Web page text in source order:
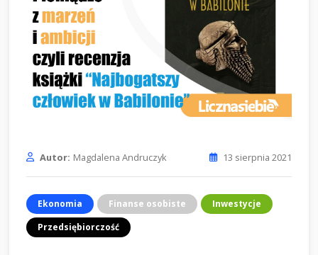
Autor: Magdalena Andruczyk 13 sierpnia 2021
Ekonomia Finanse osobiste
Inwestycje
Przedsiębiorczość